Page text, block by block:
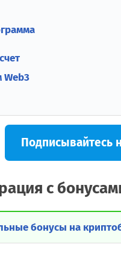
Подписывайтесь
с
бонусы на